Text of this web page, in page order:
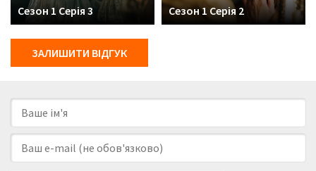
Сезон 1 Серія 3 Сезон 1 Серія 2
ЗАЛИШИТИ ВІДГУК